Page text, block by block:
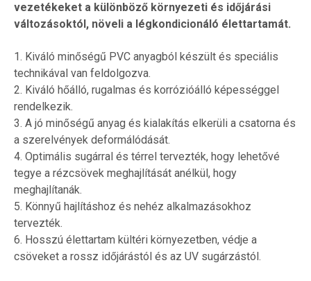
vezetékeket a különböző környezeti és időjárási
változásoktól, növeli a légkondicionáló élettartamát.
1. Kiváló minőségű PVC anyagból készült és speciális
technikával van feldolgozva.
2. Kiváló hőálló, rugalmas és korrózióálló képességgel
rendelkezik.
3. A jó minőségű anyag és kialakítás elkerüli a csatorna és
a szerelvények deformálódását.
4. Optimális sugárral és térrel tervezték, hogy lehetővé
tegye a rézcsövek meghajlítását anélkül, hogy
meghajlítanák.
5. Könnyű hajlításhoz és nehéz alkalmazásokhoz
tervezték.
6. Hosszú élettartam kültéri környezetben, védje a
csöveket a rossz időjárástól és az UV sugárzástól.